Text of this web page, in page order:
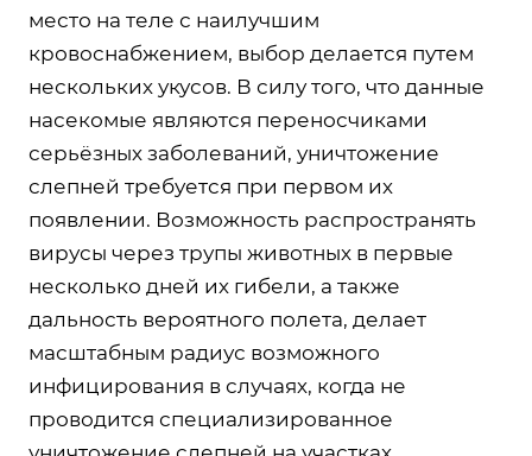
место на теле с наилучшим
кровоснабжением, выбор делается путем
нескольких укусов. В силу того, что данные
насекомые являются переносчиками
серьёзных заболеваний, уничтожение
слепней требуется при первом их
появлении. Возможность распространять
вирусы через трупы животных в первые
несколько дней их гибели, а также
дальность вероятного полета, делает
масштабным радиус возможного
инфицирования в случаях, когда не
проводится специализированное